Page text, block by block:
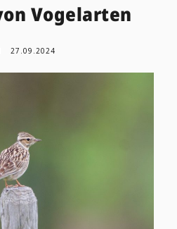
Vogelarten
27.09.2024